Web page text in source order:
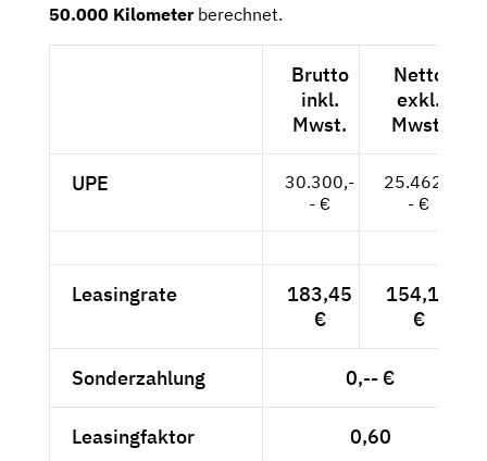
50.000 Kilometerberechnet.
Brutto
inkl.
Mwst.
Netto
exkl.
Mwst.
UPE
30.300,-
- €
25.462,-
- €
Leasingrate
183,45
€
154,16
€
Sonderzahlung 0,-- €
Leasingfaktor 0,60